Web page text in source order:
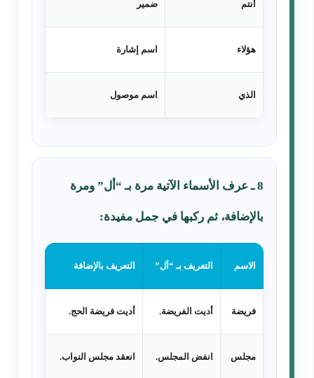
أنتم ضمير
هؤلاء اسم إشارة
الذي اسم موصول
8 ـ عرف الأسماء الآتية مرة بـ “أل” ومرة
بالإضافة، ثم ركبها في جمل مفيدة:
الاسم التعريف بـ “أل” التعريف بالإضافة
فريضة أديت الفريضة. أديت فريضة الحج.
مجلس انفض المجلس. انعقد مجلس النواب.